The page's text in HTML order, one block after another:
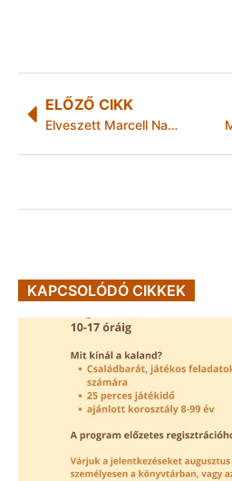
ELŐZŐ CIKK
Elveszett Marcell Nagy-Milic felé!
KAPCSOLÓDÓ CIKKEK